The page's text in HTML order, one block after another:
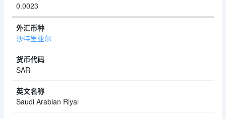
0.0023
沙特里亚尔
SAR
Saudi Arabian Riyal